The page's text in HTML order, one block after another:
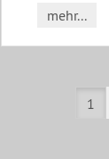
mehr...
1